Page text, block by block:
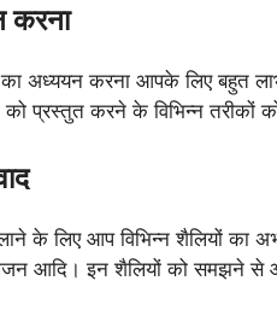
करना
का अध्ययन करना आपके लिए
को प्रस्तुत करने के विभिन्न तरीकों
के लिए आप विभिन्न शैलियों का
भजन आदि। इन शैलियों को समझने